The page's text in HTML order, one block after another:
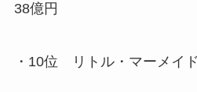
38億円
・10位 リトル・マーメイ